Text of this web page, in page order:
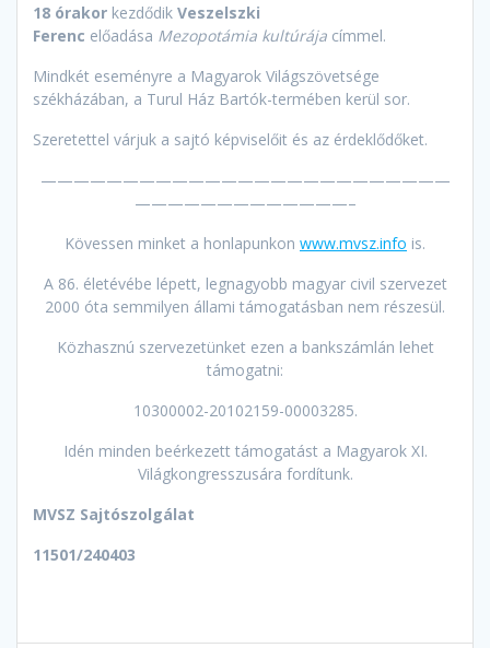
18 órakor kezdődik Veszelszki
Ferenc előadása Mezopotámia kultúrája címmel.
Mindkét eseményre a Magyarok Világszövetsége
székházában, a Turul Ház Bartók-termében kerül sor.
Szeretettel várjuk a sajtó képviselőit és az érdeklődőket.
—————————————————————————
—————————————–
Kövessen minket a honlapunkon www.mvsz.info is.
A 86. életévébe lépett, legnagyobb magyar civil szervezet
2000 óta semmilyen állami támogatásban nem részesül.
Közhasznú szervezetünket ezen a bankszámlán lehet
támogatni:
10300002-20102159-00003285.
Idén minden beérkezett támogatást a Magyarok XI.
Világkongresszusára fordítunk.
MVSZ Sajtószolgálat
11501/240403